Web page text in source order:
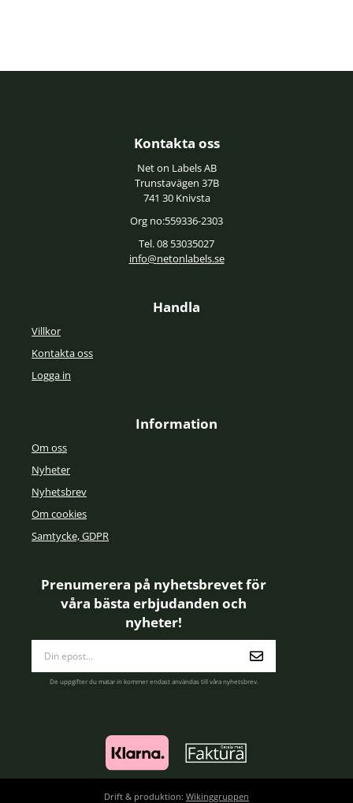
Kontakta oss
Net on Labels AB
Trunstavägen 37B
741 30 Knivsta
Org no:559336-2303
Tel. 08 53035027
info@netonlabels.se
Handla
Villkor
Kontakta oss
Logga in
Information
Om oss
Nyheter
Nyhetsbrev
Om cookies
Samtycke, GDPR
Prenumerera på nyhetsbrevet för
våra bästa erbjudanden och
nyheter!
postadress
De uppgifter du matar in kommer endast användas till våra nyhetsbrev.
Drift & produktion: Wikinggruppen